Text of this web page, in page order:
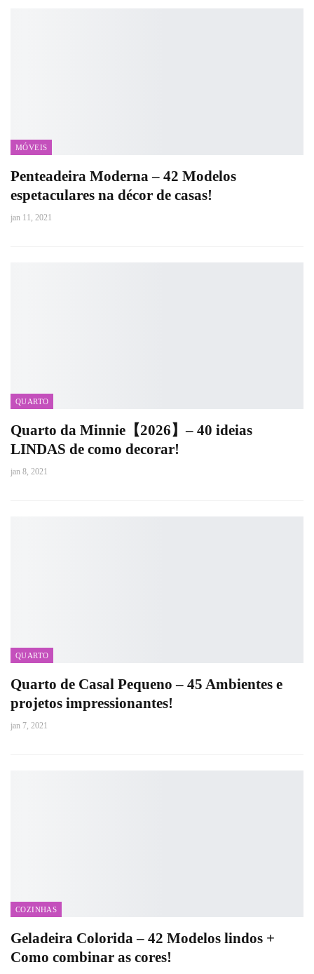
MÓVEIS
Penteadeira Moderna – 42 Modelos
espetaculares na décor de casas!
jan 11, 2021
QUARTO
Quarto da Minnie【2026】– 40 ideias
LINDAS de como decorar!
jan 8, 2021
QUARTO
Quarto de Casal Pequeno – 45 Ambientes e
projetos impressionantes!
jan 7, 2021
COZINHAS
Geladeira Colorida – 42 Modelos lindos +
Como combinar as cores!